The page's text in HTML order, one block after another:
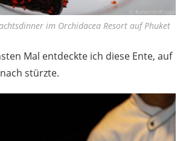
im Orchidacea Resort auf Phuket
Mal entdeckte ich diese Ente, auf
stürzte.